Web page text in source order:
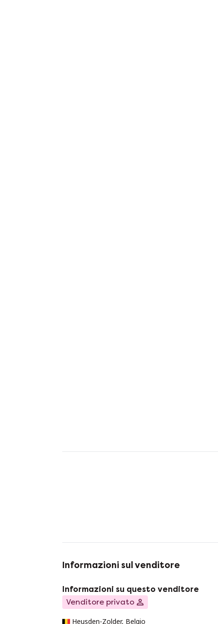
Informazioni sul venditore
Informazioni su questo venditore
Venditore privato
Heusden-Zolder, Belgio